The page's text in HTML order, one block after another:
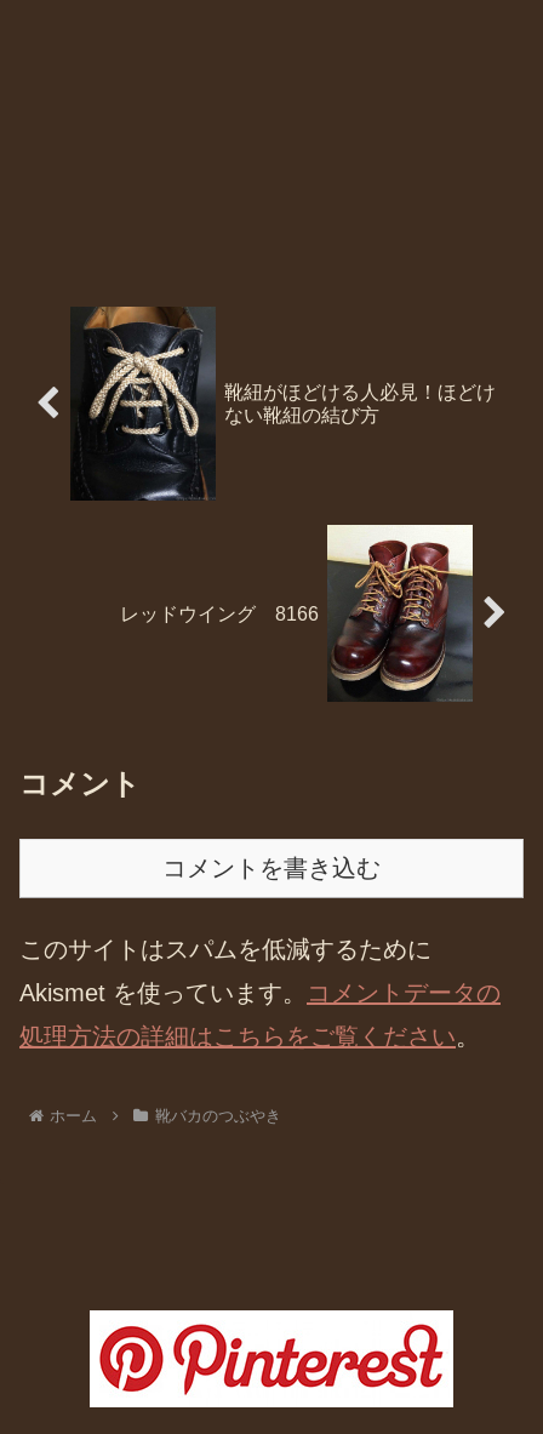
靴紐がほどける人必見！ほどけ
ない靴紐の結び方
レッドウイング 8166
コメント
コメントを書き込む
このサイトはスパムを低減するために
Akismet を使っています。
コメントデータの
処理方法の詳細はこちらをご覧ください。
ホーム 靴バカのつぶやき